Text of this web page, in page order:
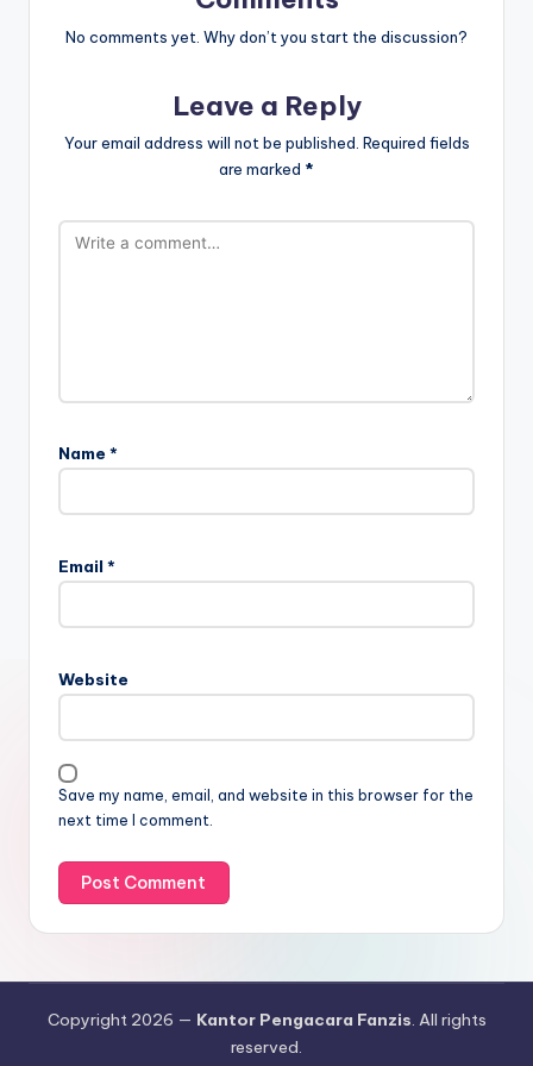
No comments yet. Why don’t you start the discussion?
Leave a Reply
Your email address will not be published. Required fields
are marked *
Name *
Email *
Website
Save my name, email, and website in this browser for the
next time I comment.
Copyright 2026 — Kantor Pengacara Fanzis. All rights
reserved.